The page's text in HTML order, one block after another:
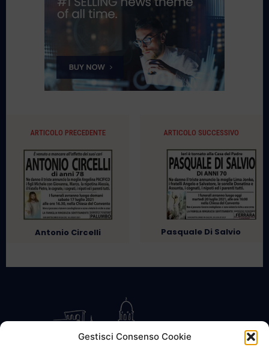
Gestisci Consenso Cookie
ARTICOLO PRECEDENTE
Antonio Circelli
ARTICOLO SUCCESSIVO
Pasquale Di Salvio